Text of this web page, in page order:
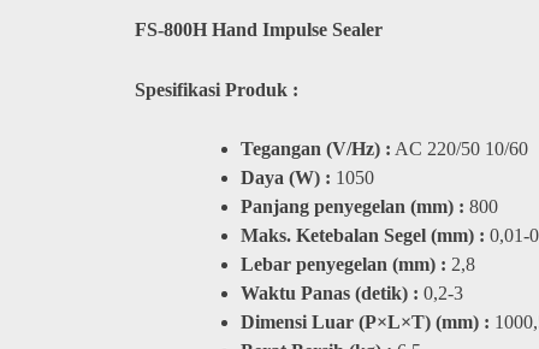
FS-800H Hand Impulse Sealer​
Spesifikasi Produk :
Tegangan (V/Hz) : AC 220/50 10/60
Daya (W) : 1050
Panjang penyegelan (mm) : 800
Maks. Ketebalan Segel (mm) : 0,01-
Lebar penyegelan (mm) : 2,8
Waktu Panas (detik) : 0,2-3
Dimensi Luar (P×L×T) (mm) :